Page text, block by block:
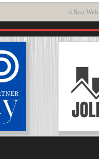
il Sito Web